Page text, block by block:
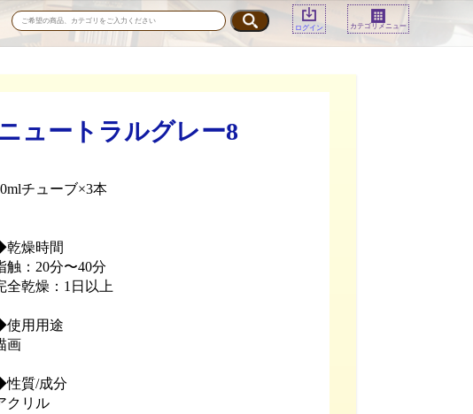
ログイン カテゴリメニュー
ュートラルグレー8
チューブ×3本
燥時間
触：20分〜40分
全乾燥：1日以上
用用途
画
質/成分
クリル